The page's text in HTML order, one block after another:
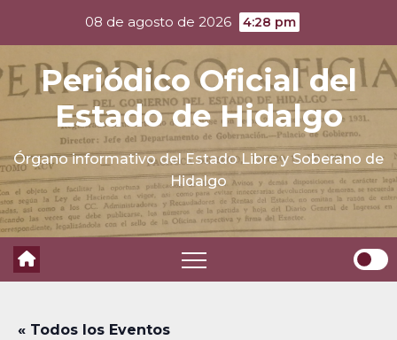
content
08 de agosto de 2026 4:28 pm
Periódico Oficial del
Estado de Hidalgo
Órgano informativo del Estado Libre y Soberano de
Hidalgo
« Todos los Eventos